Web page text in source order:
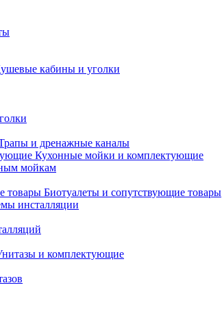
кабины и уголки
и дренажные каналы
Кухонные мойки и комплектующие
мойкам
Биотуалеты и сопутствующие товары
инсталляции
и комплектующие